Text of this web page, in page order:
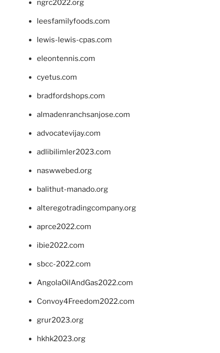
ngrc2022.org
leesfamilyfoods.com
lewis-lewis-cpas.com
eleontennis.com
cyetus.com
bradfordshops.com
almadenranchsanjose.com
advocatevijay.com
adlibilimler2023.com
naswwebed.org
balithut-manado.org
alteregotradingcompany.org
aprce2022.com
ibie2022.com
sbcc-2022.com
AngolaOilAndGas2022.com
Convoy4Freedom2022.com
grur2023.org
hkhk2023.org